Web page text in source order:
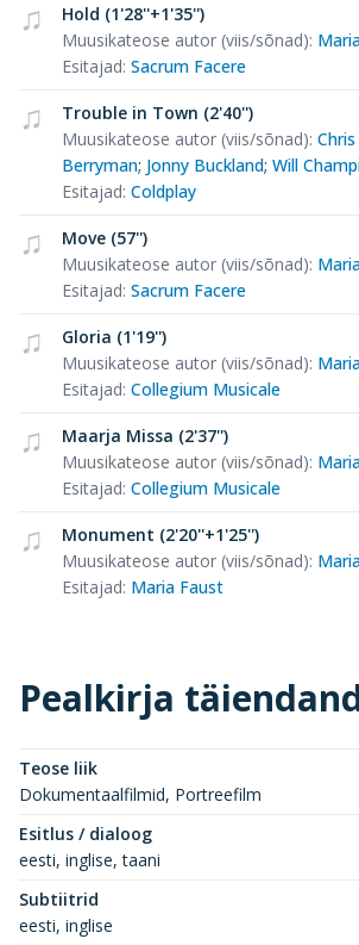
Hold (1'28''+1'35'')
Muusikateose autor (viis/sõnad):
Esitajad: Sacrum Facere
Trouble in Town (2'40'')
Muusikateose autor (viis/sõnad):
Berryman; Jonny Buckland; Will
Esitajad: Coldplay
Move (57'')
Muusikateose autor (viis/sõnad):
Esitajad: Sacrum Facere
Gloria (1'19'')
Muusikateose autor (viis/sõnad):
Esitajad: Collegium Musicale
Maarja Missa (2'37'')
Muusikateose autor (viis/sõnad):
Esitajad: Collegium Musicale
Monument (2'20''+1'25'')
Muusikateose autor (viis/sõnad):
Esitajad: Maria Faust
Pealkirja
Teose liik
Dokumentaalfilmid, Portreefilm
Esitlus / dialoog
eesti, inglise, taani
Subtiitrid
eesti, inglise